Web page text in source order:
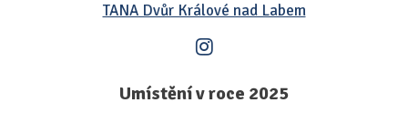
TANA Dvůr Králové nad Labem
Umístění v roce 2025